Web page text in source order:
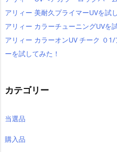
アリィー 美耐久プライマーUVを試
アリィー カラーチューニングUVを
アリィー カラーオンUV チーク ０
ーを試してみた！
カテゴリー
当選品
購入品